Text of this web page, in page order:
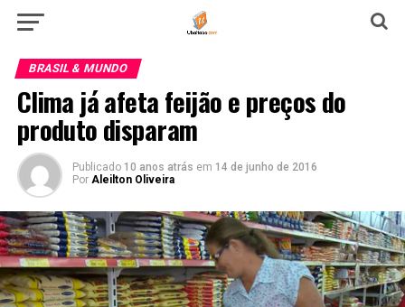
BRASIL & MUNDO
Clima já afeta feijão e preços do
produto disparam
Publicado 10 anos atrás em 14 de junho de 2016
Por Aleilton Oliveira